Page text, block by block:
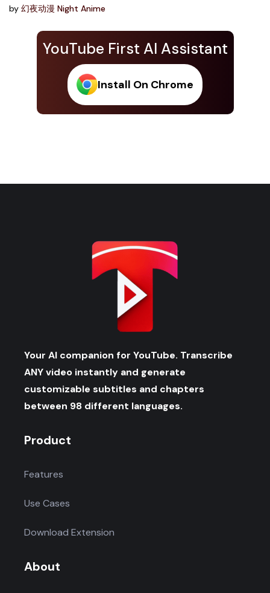
YouTube First AI Assistant
Install On Chrome
by 幻夜动漫 Night Anime
Your AI companion for YouTube. Transcribe
ANY video instantly and generate
customizable subtitles and chapters
between 98 different languages.
Product
Features
Use Cases
Download Extension
About